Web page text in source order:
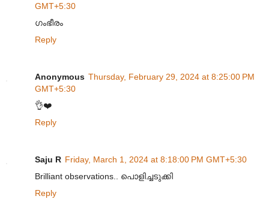
GMT+5:30
ഗംഭീരം
Reply
Anonymous Thursday, February 29, 2024 at 8:25:00 PM
GMT+5:30
👌❤️
Reply
Saju R Friday, March 1, 2024 at 8:18:00 PM GMT+5:30
Brilliant observations.. പൊളിച്ചടുക്കി
Reply